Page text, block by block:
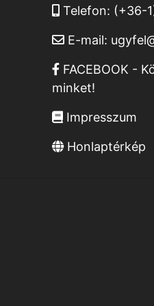
Telefon: (+36-
E-mail:
FACEBOOK -
minket!
Impresszum
Honlaptérkép